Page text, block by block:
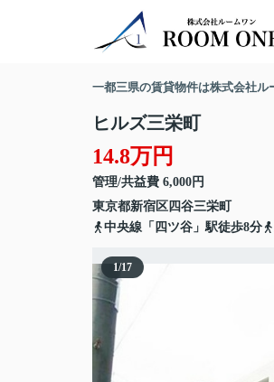
一都三県の賃貸物件は株式会社ル
ヒルズ三栄町
14.8万円
管理/共益費 6,000円
東京都新宿区 四谷三栄町
中央線「四ツ谷」駅徒歩8分
1/17